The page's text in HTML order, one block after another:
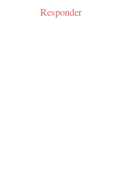
Responder